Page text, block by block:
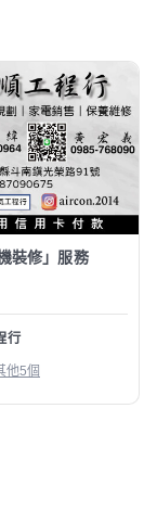
裝修」服務
行
他5個